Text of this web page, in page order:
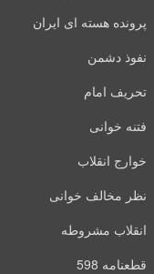
پرونده هسته ای ایران
نفوذ دشمن
تحریف امام
فتنه خوانی
خوارج انقلاب
نظر مخالف خوانی
انقلاب مشروطه
قطعنامه 598